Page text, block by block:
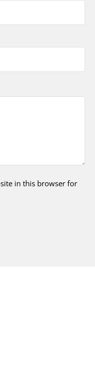
in this browser for